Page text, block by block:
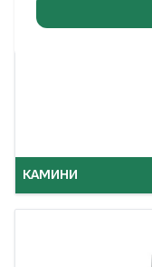
КАМИНИ